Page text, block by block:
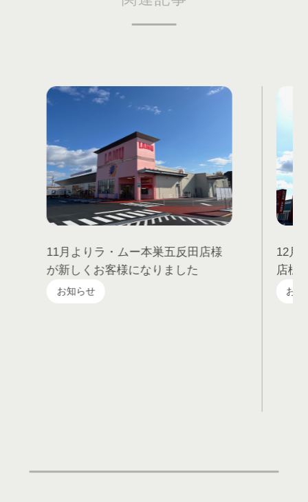
11月よりラ・ムー本巣五反田店様
が新しくお客様になりました
お知らせ
12月
店様
お知